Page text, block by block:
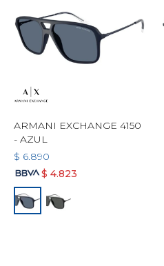
ARMANI EXCHANGE 4150
- AZUL
$ 6.890
$ 4.823